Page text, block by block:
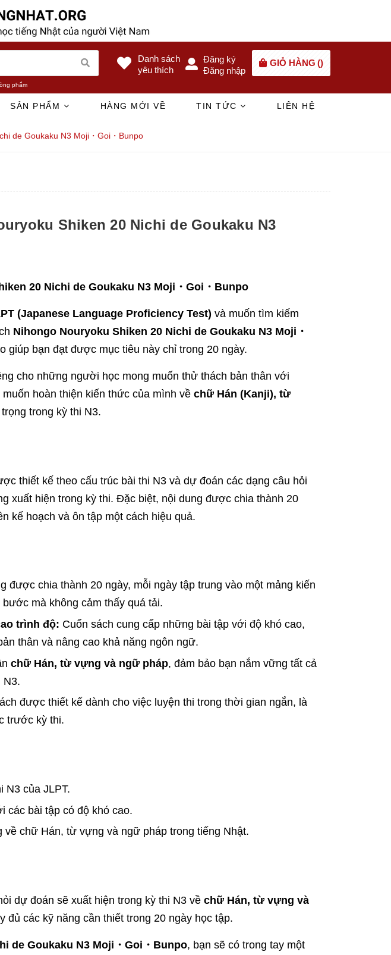
phẩm
Danh sách
yêu thích
Đăng ký
Đăng nhập
GIỎ HÀNG ()
SẢN PHẨM HÀNG MỚI VỀ TIN TỨC LIÊN HỆ
de Goukaku N3 Moji・Goi・Bunpo
Shiken 20 Nichi de Goukaku N3
20 Nichi de Goukaku N3 Moji・Goi・Bunpo
(Japanese Language Proficiency Test) và muốn tìm kiếm
Nihongo Nouryoku Shiken 20 Nichi de Goukaku N3 Moji・
giúp bạn đạt được mục tiêu này chỉ trong 20 ngày.
cho những người học mong muốn thử thách bản thân với
hoàn thiện kiến thức của mình về chữ Hán (Kanji), từ
trong kỳ thi N3.
thiết kế theo cấu trúc bài thi N3 và dự đoán các dạng câu hỏi
xuất hiện trong kỳ thi. Đặc biệt, nội dung được chia thành 20
kế hoạch và ôn tập một cách hiệu quả.
được chia thành 20 ngày, mỗi ngày tập trung vào một mảng kiến
mà không cảm thấy quá tải.
trình độ: Cuốn sách cung cấp những bài tập với độ khó cao,
thân và nâng cao khả năng ngôn ngữ.
chữ Hán, từ vựng và ngữ pháp, đảm bảo bạn nắm vững tất cả
N3.
được thiết kế dành cho việc luyện thi trong thời gian ngắn, là
trước kỳ thi.
N3 của JLPT.
các bài tập có độ khó cao.
về chữ Hán, từ vựng và ngữ pháp trong tiếng Nhật.
dự đoán sẽ xuất hiện trong kỳ thi N3 về chữ Hán, từ vựng và
đủ các kỹ năng cần thiết trong 20 ngày học tập.
de Goukaku N3 Moji・Goi・Bunpo, bạn sẽ có trong tay một